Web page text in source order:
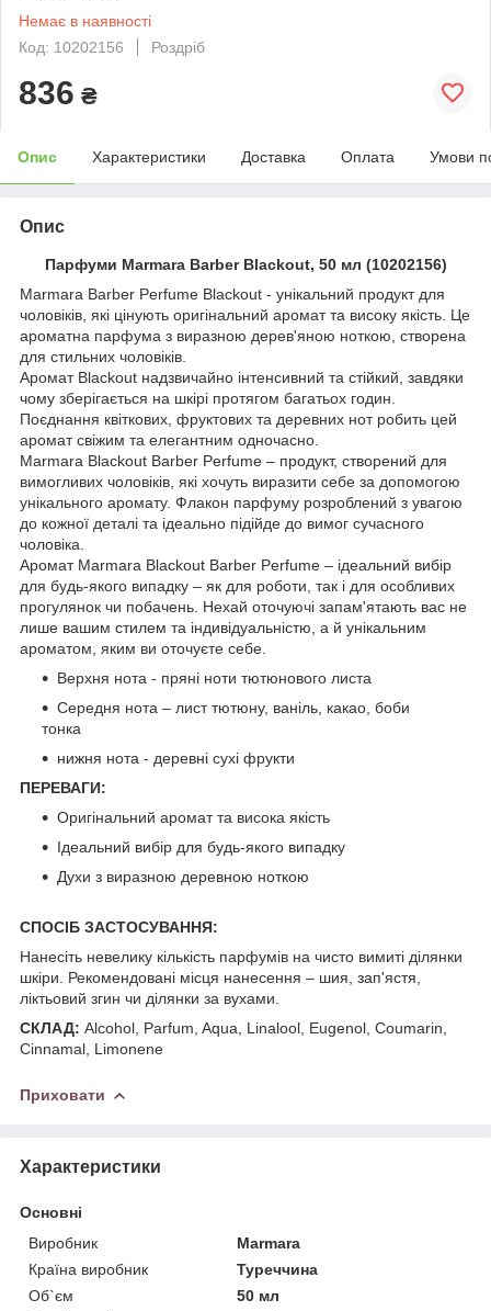
Немає в наявності
Код: 10202156
Роздріб
836 ₴
Опис Характеристики Доставка Оплата Умови
Опис
Парфуми Marmara Barber Blackout, 50 мл (10202156)
Marmara Barber Perfume Blackout - унікальний продукт для
чоловіків, які цінують оригінальний аромат та високу якість. Це
ароматна парфума з виразною дерев'яною ноткою, створена
для стильних чоловіків.
Аромат Blackout надзвичайно інтенсивний та стійкий, завдяки
чому зберігається на шкірі протягом багатьох годин.
Поєднання квіткових, фруктових та деревних нот робить цей
аромат свіжим та елегантним одночасно.
Marmara Blackout Barber Perfume – продукт, створений для
вимогливих чоловіків, які хочуть виразити себе за допомогою
унікального аромату. Флакон парфуму розроблений з увагою
до кожної деталі та ідеально підійде до вимог сучасного
чоловіка.
Аромат Marmara Blackout Barber Perfume – ідеальний вибір
для будь-якого випадку – як для роботи, так і для особливих
прогулянок чи побачень. Нехай оточуючі запам'ятають вас не
лише вашим стилем та індивідуальністю, а й унікальним
ароматом, яким ви оточуєте себе.
Верхня нота - пряні ноти тютюнового листа
Середня нота – лист тютюну, ваніль, какао, боби
тонка
нижня нота - деревні сухі фрукти
ПЕРЕВАГИ:
Оригінальний аромат та висока якість
Ідеальний вибір для будь-якого випадку
Духи з виразною деревною ноткою
СПОСІБ ЗАСТОСУВАННЯ:
Нанесіть невелику кількість парфумів на чисто вимиті ділянки
шкіри. Рекомендовані місця нанесення – шия, зап'ястя,
ліктьовий згин чи ділянки за вухами.
СКЛАД: Alcohol, Parfum, Aqua, Linalool, Eugenol, Coumarin,
Cinnamal, Limonene
Приховати
Характеристики
Основні
Виробник
Marmara
Країна виробник
Туреччина
Об`єм
50 мл